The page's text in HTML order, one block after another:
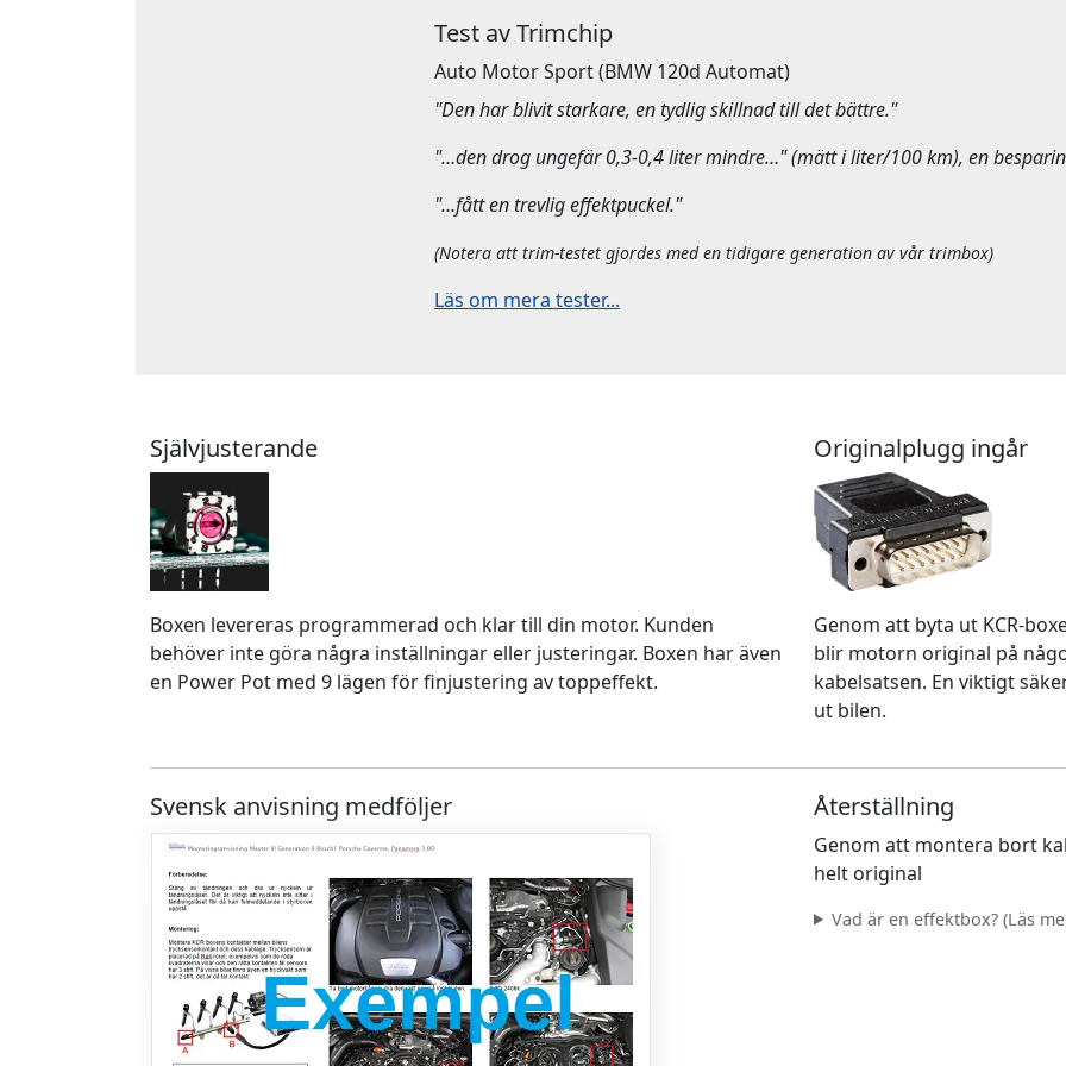
Test av Trimchip
Auto Motor Sport(BMW 120d Automat)
"Den har blivit starkare, en tydlig skillnad till det bättre."
"…den drog ungefär 0,3-0,4 liter mindre…" (mätt i liter/100 km), en
"…fått en trevlig effektpuckel."
(Notera att trim-testet gjordes med en tidigare generation av vår trimbox)
Läs om mera tester...
Självjusterande
Boxen levereras programmerad och klar till din motor. Kunden
behöver inte göra några inställningar eller justeringar. Boxen har även
en Power Pot med 9 lägen för finjustering av toppeffekt.
Originalplugg ingår
Genom att byta ut KCR-
blir motorn original på
kabelsatsen. En viktigt
ut bilen.
Svensk anvisning medföljer Återställning
Genom att montera bort
helt original
Vad är en effektbox? (Läs